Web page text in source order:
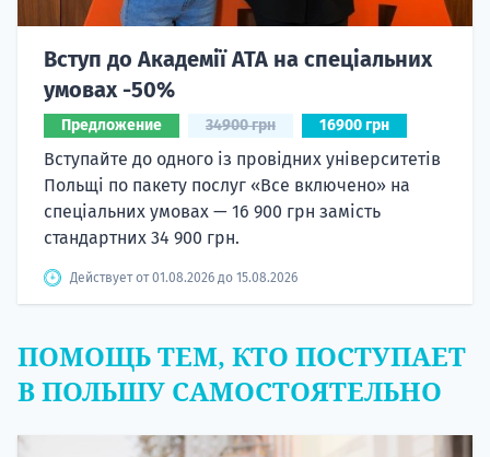
Вступ до Академії ATA на спеціальних
умовах -50%
Предложение 34900 грн 16900 грн
Вступайте до одного із провідних університетів
Польщі по пакету послуг «Все включено» на
спеціальних умовах — 16 900 грн замість
стандартних 34 900 грн.
Действует от 01.08.2026 до 15.08.2026
ПОМОЩЬ ТЕМ, КТО ПОСТУПАЕТ
В ПОЛЬШУ САМОСТОЯТЕЛЬНО